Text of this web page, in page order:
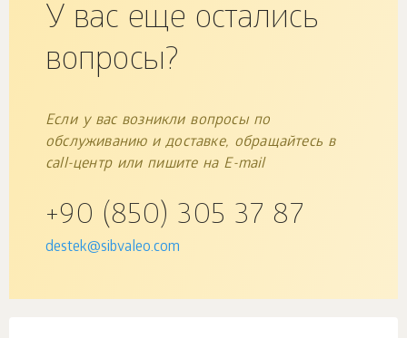
У вас еще остались
вопросы?
Если у вас возникли вопросы по
обслуживанию и доставке, обращайтесь в
call-центр или пишите на E-mail
+90 (850) 305 37 87
destek@sibvaleo.com